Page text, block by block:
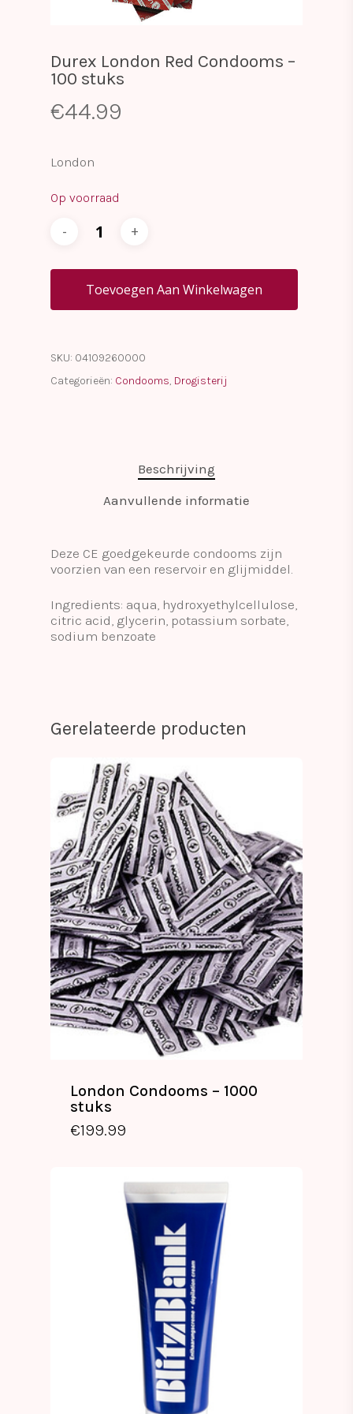
Durex London Red Condooms –
100 stuks
€44.99
London
Op voorraad
Toevoegen Aan Winkelwagen
SKU: 04109260000
Categorieën: Condooms, Drogisterij
Beschrijving
Aanvullende informatie
Deze CE goedgekeurde condooms zijn
voorzien van een reservoir en glijmiddel.
Ingredients: aqua, hydroxyethylcellulose,
citric acid, glycerin, potassium sorbate,
sodium benzoate
Gerelateerde producten
London Condooms – 1000
stuks
€199.99